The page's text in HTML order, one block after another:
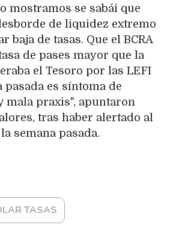
mostramos se sabái que
de liquidez extremo
baja de tasas. Que el BCRA
de pases mayor que la
el Tesoro por las LEFI
pasada es síntoma de
mala praxis", apuntaron
tras haber alertado al
semana pasada.
TASAS